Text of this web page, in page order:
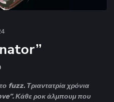
fuzz. Τριαντατρία χρόνια
Κάθε ροκ άλμπουμ που